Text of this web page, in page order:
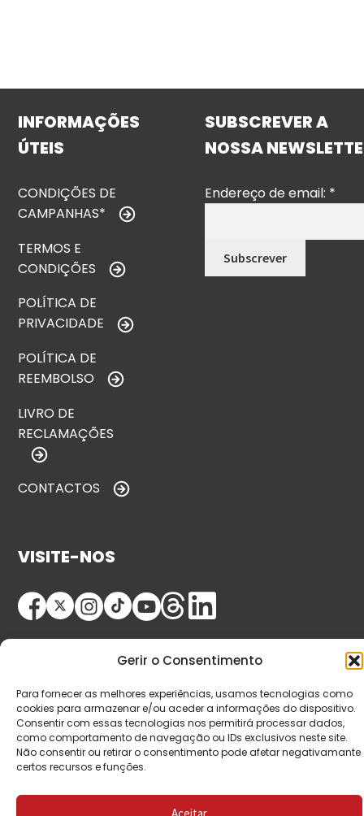
Gerir o Consentimento
Para fornecer as melhores experiências, usamos tecnologias como
cookies para armazenar e/ou aceder a informações do dispositivo.
Consentir com essas tecnologias nos permitirá processar dados,
como comportamento de navegação ou IDs exclusivos neste site.
Não consentir ou retirar o consentimento pode afetar negativamante
certos recursos e funções.
Aceitar
INFORMAÇÕES
ÚTEIS
CONDIÇÕES DE
CAMPANHAS*
TERMOS E
CONDIÇÕES
POLÍTICA DE
PRIVACIDADE
POLÍTICA DE
REEMBOLSO
LIVRO DE
RECLAMAÇÕES
CONTACTOS
SUBSCREVER A
NOSSA
Endereço de email: *
VISITE-NOS
© Copyright 2026 Saída de Emergência. Todos os
direitos reservados.